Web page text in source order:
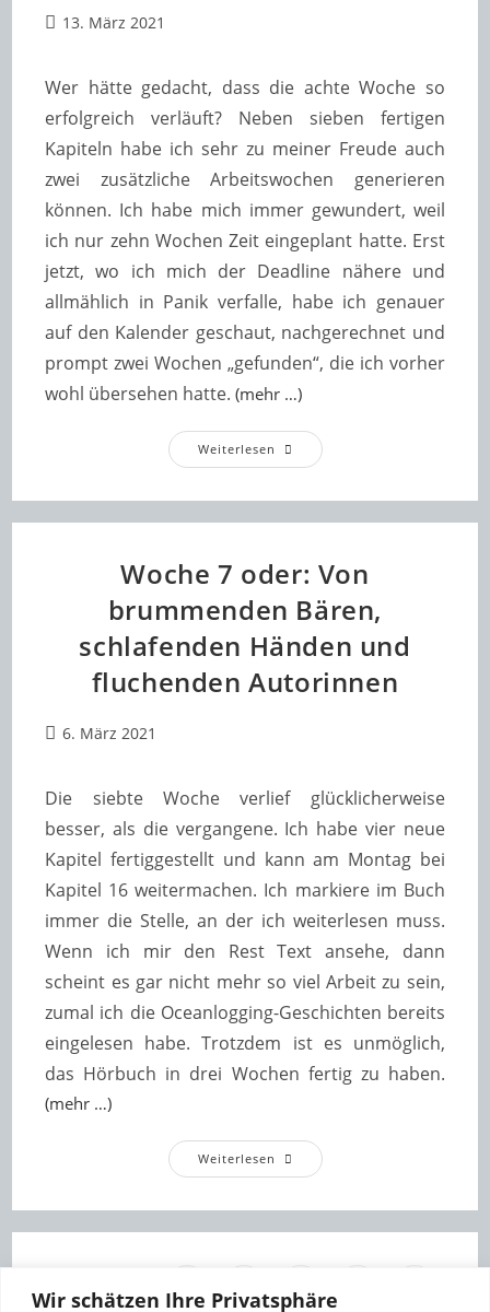
Wir schätzen Ihre Privatsphäre
Beitrag
13. März 2021
Wer hätte gedacht, dass die achte Woche so
erfolgreichverläuft? Neben sieben fertigen
Kapiteln habe ich sehr zu meiner Freude auch
zwei zusätzliche Arbeitswochen generieren
können. Ich habe mich immer gewundert, weil
ich nur zehn Wochen Zeit eingeplant hatte. Erst
jetzt, wo ich mich der Deadline nähere und
allmählich in Panik verfalle, habe ich genauer
auf den Kalender geschaut, nachgerechnet und
prompt zwei Wochen „gefunden“, die ich vorher
wohl übersehen hatte.(mehr …)
Weiterlesen Woche
8
An
Gedreht!
Woche 7 oder: Von
brummenden Bären,
schlafenden Händen und
fluchenden Autorinnen
Beitrag
6. März 2021
Die siebte Woche verlief glücklicherweise
besser, als die vergangene. Ich habe vier neue
Kapitel fertiggestellt und kann am Montag bei
Kapitel 16 weitermachen. Ich markiere im Buch
immer die Stelle, an der ich weiterlesen muss.
Wenn ich mir den Rest Text ansehe, dann
scheint es gar nicht mehr so viel Arbeit zu sein,
zumal ich die Oceanlogging-Geschichten bereits
eingelesen habe. Trotzdem ist es unmöglich,
das Hörbuch in drei Wochen fertig zu haben.
(mehr …)
Weiterlesen Woche
7
Bären,
Händen
Fluchenden
3